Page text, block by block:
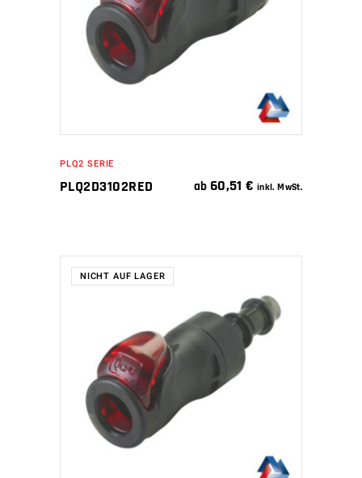
WEITERLESEN
PLQ2 SERIE
PLQ2D3102RED ab 60,51€ inkl. MwSt.
NICHT AUF LAGER
WEITERLESEN